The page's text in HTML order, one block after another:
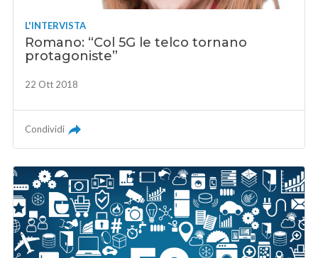
L'INTERVISTA
Romano: “Col 5G le telco tornano
protagoniste”
22 Ott 2018
Condividi